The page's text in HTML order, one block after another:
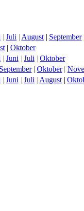
| Juli | August| September
| Oktober
| Juni | Juli | Oktober
September| Oktober|
| Juni | Juli | August|